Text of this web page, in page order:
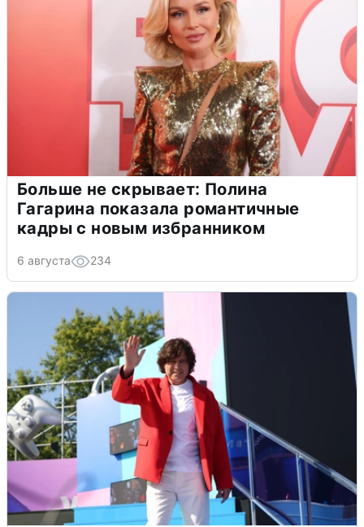
Больше не скрывает: Полина
Гагарина показала романтичные
кадры с новым избранником
6 августа 234